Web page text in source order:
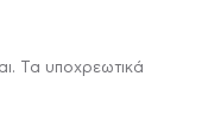
Τα υποχρεωτικά